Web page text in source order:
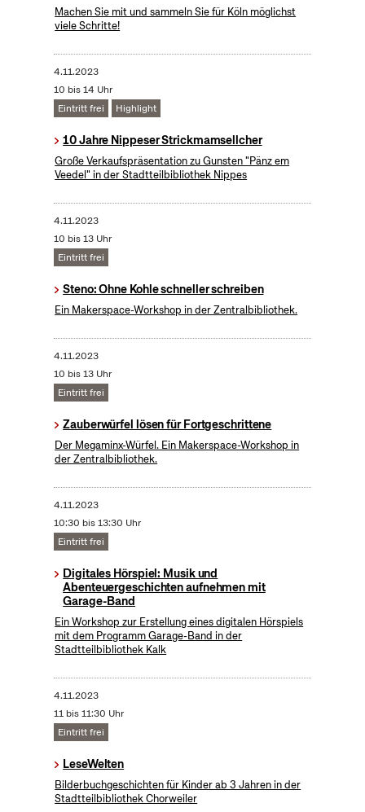
Machen Sie mit und sammeln Sie für Köln möglichst
viele Schritte!
4.11.2023
10 bis 14 Uhr
Eintritt frei
Highlight
10 Jahre Nippeser Strickmamsellcher
Große Verkaufspräsentation zu Gunsten "Pänz em
Veedel" in der Stadtteilbibliothek Nippes
4.11.2023
10 bis 13 Uhr
Eintritt frei
Steno: Ohne Kohle schneller schreiben
Ein Makerspace-Workshop in der Zentralbibliothek.
4.11.2023
10 bis 13 Uhr
Eintritt frei
​Zauberwürfel lösen für Fortgeschrittene
Der Megaminx-Würfel. Ein Makerspace-Workshop in
der Zentralbibliothek.
4.11.2023
10:30 bis 13:30 Uhr
Eintritt frei
Digitales Hörspiel: Musik und
Abenteuergeschichten aufnehmen mit
Garage-Band
Ein Workshop zur Erstellung eines digitalen Hörspiels
mit dem Programm Garage-Band in der
Stadtteilbibliothek Kalk
4.11.2023
11 bis 11:30 Uhr
Eintritt frei
LeseWelten
Bilderbuchgeschichten für Kinder ab 3 Jahren in der
Stadtteilbibliothek Chorweiler